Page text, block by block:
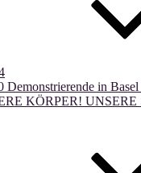
Demonstrierende in
KÖRPER!